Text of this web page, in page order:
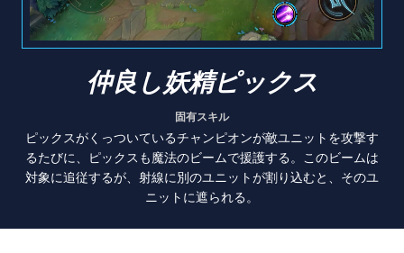
仲良し妖精ピックス
固有スキル
ピックスがくっついているチャンピオンが敵ユニットを攻撃す
るたびに、ピックスも魔法のビームで援護する。このビームは
対象に追従するが、射線に別のユニットが割り込むと、そのユ
ニットに遮られる。